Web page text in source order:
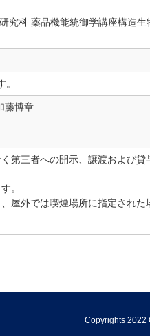
究科 薬品機能統御学講座構造生
藤博章
第三者への開示、譲渡および貸
。
屋外では喫煙場所に指定された
Copyrights 2022